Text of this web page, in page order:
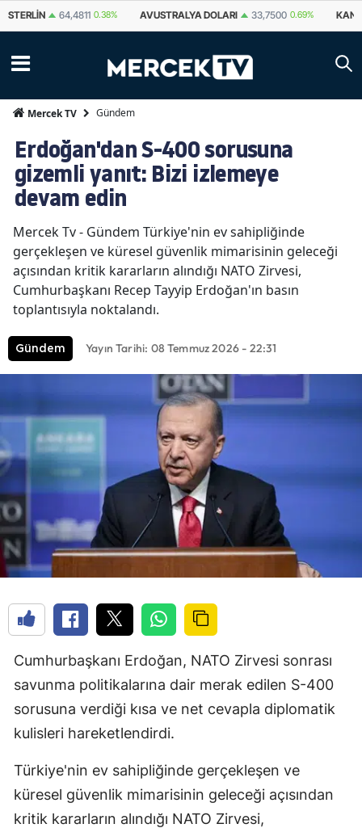
STERLIN 64,4811 0.38% AVUSTRALYA DOLARI 33,7500 0.69%
Mercek TV Gündem
Erdoğan'dan S-400 sorusuna
gizemli yanıt: Bizi izlemeye
devam edin
Mercek Tv - Gündem Türkiye'nin ev sahipliğinde
gerçekleşen ve küresel güvenlik mimarisinin geleceği
açısından kritik kararların alındığı NATO Zirvesi,
Cumhurbaşkanı Recep Tayyip Erdoğan'ın basın
toplantısıyla noktalandı.
Gündem Yayın Tarihi: 08 Temmuz 2026 - 22:31
Cumhurbaşkanı Erdoğan, NATO Zirvesi sonrası
savunma politikalarına dair merak edilen S-400
sorusuna verdiği kısa ve net cevapla diplomatik
kulisleri hareketlendirdi.
Türkiye'nin ev sahipliğinde gerçekleşen ve
küresel güvenlik mimarisinin geleceği açısından
kritik kararların alındığı NATO Zirvesi,